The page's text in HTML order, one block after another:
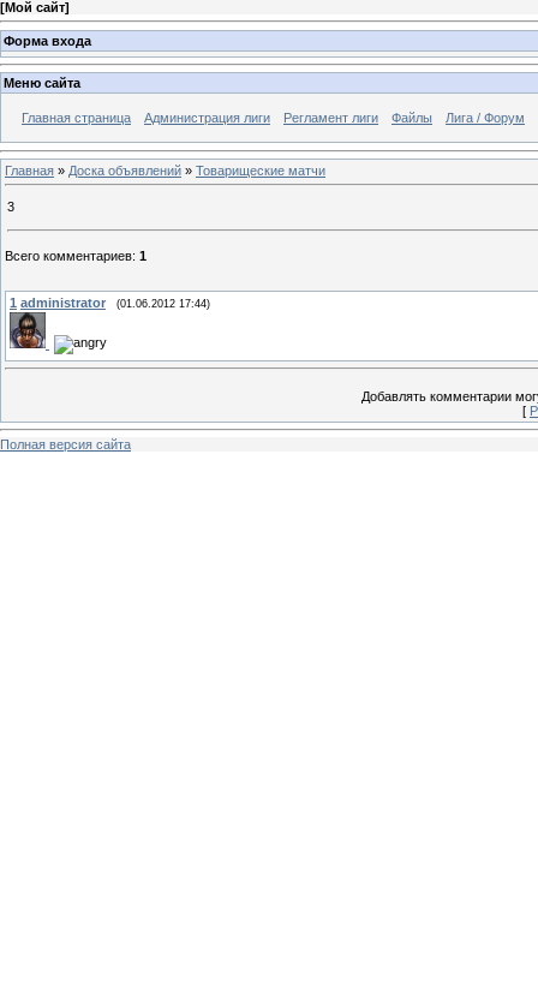
[Мой сайт]
Форма входа
Меню сайта
Главная страница Администрация лиги Регламент лиги Файлы Лига / Форум
Главная » Доска объявлений » Товарищеские матчи
3
Всего комментариев: 1
1 administrator (01.06.2012 17:44)
Добавлять комментарии
[
Полная версия сайта